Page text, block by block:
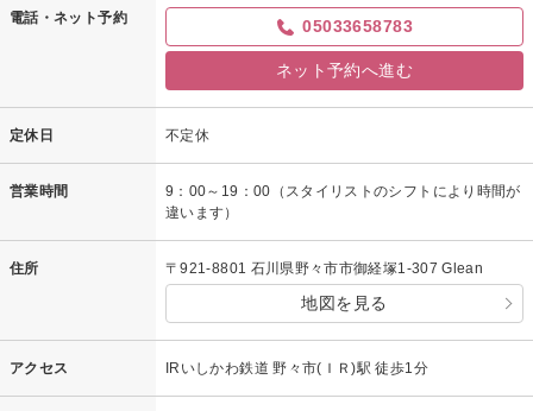
電話・ネット予約 05033658783
ネット予約へ進む
定休日 不定休
営業時間
9：00～19：00（スタイリストのシフトにより時間が
違います）
住所 〒921-8801 石川県野々市市御経塚1-307 Glean
地図を見る
アクセス IRいしかわ鉄道 野々市(ＩＲ)駅 徒歩1分